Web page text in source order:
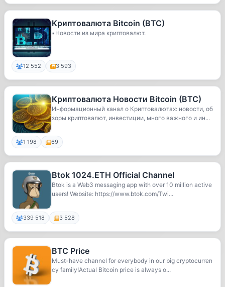
Криптовалюта Bitcoin (BTC)
▪️Новости из мира криптовалют.
12 552 3 593
Криптовалюта Новости Bitcoin (BTC)
Информационный канал о Криптовалютах: новости, об
зоры криптовалют, инвестиции, много важного и ин...
1 198 69
Btok 1024.ETH Official Channel
Btok is a Web3 messaging app with over 10 million active
users! Website: https://www.btok.com/Twi...
339 518 3 528
BTC Price
Must-have channel for everybody in our big cryptocurren
cy family!Actual Bitcoin price is always o...